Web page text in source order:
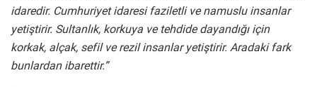
idaredir. Cumhuriyet idaresi faziletli ve namuslu insanlar
yetiştirir. Sultanlık, korkuya ve tehdide dayandığı için
korkak, alçak, sefil ve rezil insanlar yetiştirir. Aradaki fark
bunlardan ibarettir.”